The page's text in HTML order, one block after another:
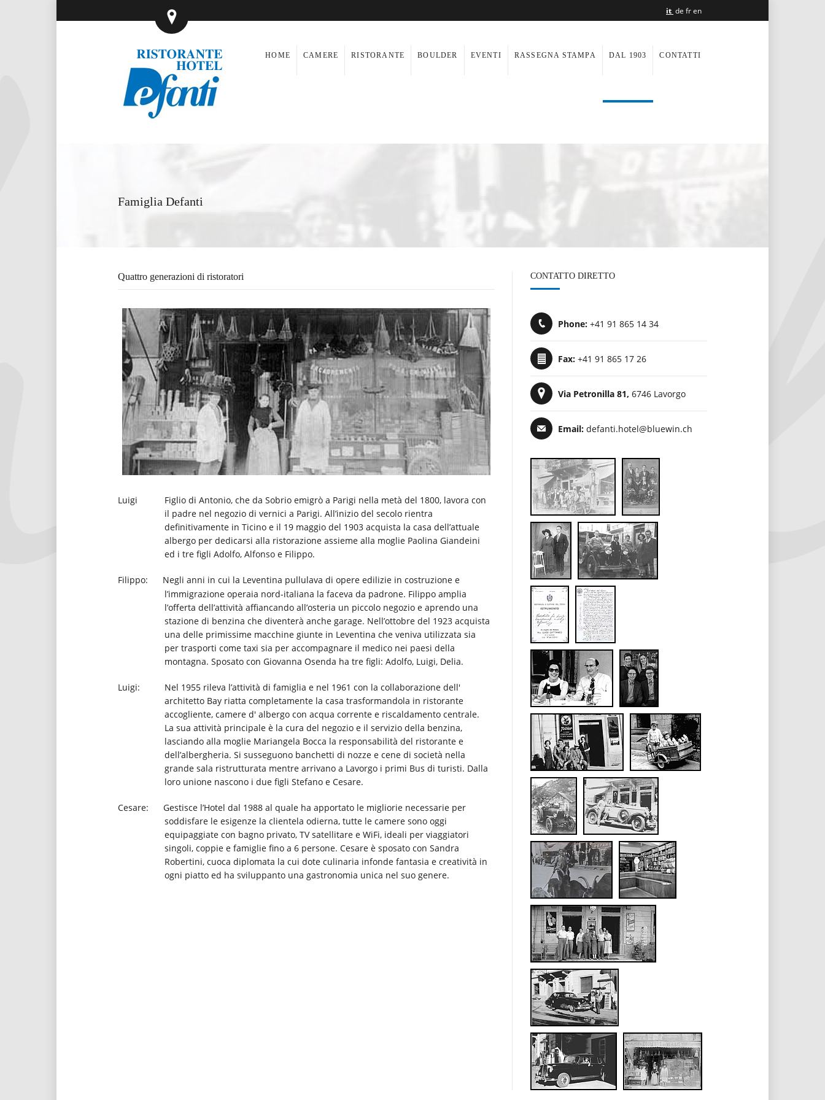
it de fren
HOME CAMERE RISTORANTE BOULDER EVENTI RASSEGNA STAMPA DAL 1903 CONTATTI
Famiglia Defanti
Quattro generazioni di ristoratori
Luigi Figlio di Antonio, che da Sobrio emigrò a Parigi nella metà del 1800, lavora con
il padre nel negozio di vernici a Parigi. All’inizio del secolo rientra
definitivamente in Ticino e il 19 maggio del 1903 acquista la casa dell’attuale
albergo per dedicarsi alla ristorazione assieme alla moglie Paolina Giandeini
ed i tre figli Adolfo, Alfonso e Filippo.
Filippo:
Negli anni in cui la Leventina pullulava di opere edilizie in costruzione e
l’immigrazione operaia nord-italiana la faceva da padrone. Filippo amplia
l’offerta dell’attività affiancando all’osteria un piccolo negozio e aprendo una
stazione di benzina che diventerà anche garage. Nell’ottobre del 1923 acquista
una delle primissime macchine giunte in Leventina che veniva utilizzata sia
per trasporti come taxi sia per accompagnare il medico nei paesi della
montagna. Sposato con Giovanna Osenda ha tre figli: Adolfo, Luigi, Delia.
Luigi: Nel 1955 rileva l’attività di famiglia e nel 1961 con la collaborazione dell'
architetto Bay riatta completamente la casa trasformandola in ristorante
accogliente, camere d' albergo con acqua corrente e riscaldamento centrale.
La sua attività principale è la cura del negozio e il servizio della benzina,
lasciando alla moglie Mariangela Bocca la responsabilità del ristorante e
dell’albergheria. Si susseguono banchetti di nozze e cene di società nella
grande sala ristrutturata mentre arrivano a Lavorgo i primi Bus di turisti. Dalla
loro unione nascono i due figli Stefano e Cesare.
Cesare: Gestisce l’Hotel dal 1988 al quale ha apportato le migliorie necessarie per
soddisfare le esigenze la clientela odierna, tutte le camere sono oggi
equipaggiate con bagno privato, TV satellitare e WiFi, ideali per viaggiatori
singoli, coppie e famiglie fino a 6 persone. Cesare è sposato con Sandra
Robertini, cuoca diplomata la cui dote culinaria infonde fantasia e creatività in
ogni piatto ed ha sviluppanto una gastronomia unica nel suo genere.
CONTATTO DIRETTO
Phone: +41 91 865 14 34
Fax: +41 91 865 17 26
Via Petronilla 81, 6746 Lavorgo
Email: defanti.hotel@bluewin.ch